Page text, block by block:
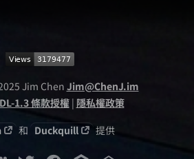
Jim Chen Jim@ChenJ.im
1.3 條款授權| 隱私權政策
和 Duckquill 提供